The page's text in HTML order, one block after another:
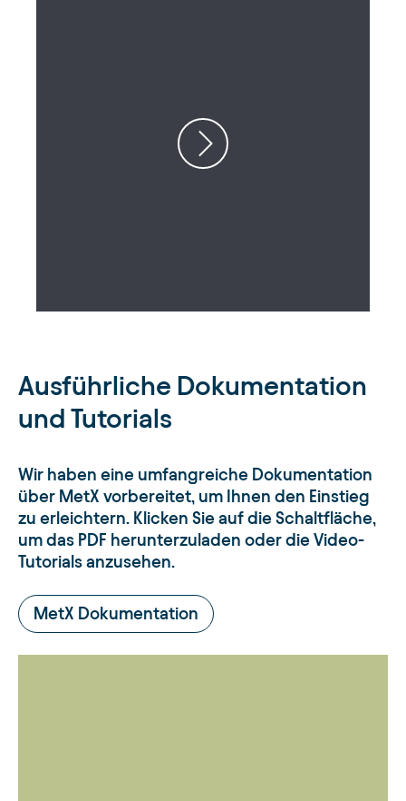
Ausführliche Dokumentation
und Tutorials
Wir haben eine umfangreiche Dokumentation
über MetX vorbereitet, um Ihnen den Einstieg
zu erleichtern. Klicken Sie auf die Schaltfläche,
um das PDF herunterzuladen oder die Video-
Tutorials anzusehen.
MetX Dokumentation